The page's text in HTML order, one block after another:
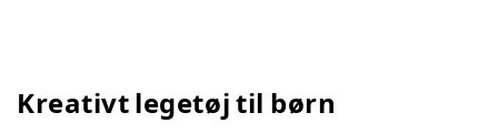
Kreativt legetøj til børn